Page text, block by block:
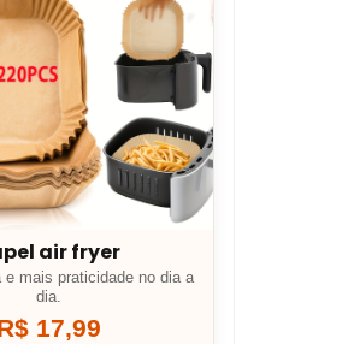
air fryer
e mais praticidade no dia a
dia.
17,99